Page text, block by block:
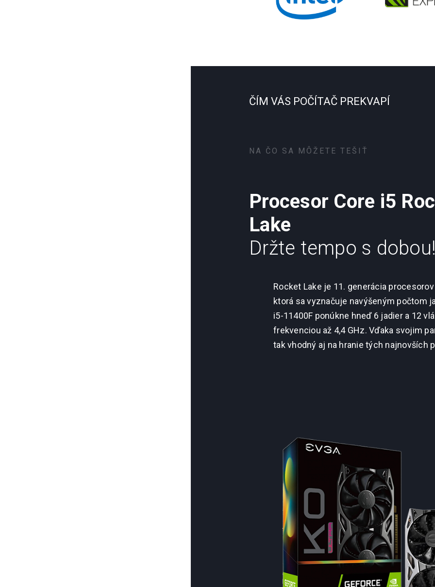
ČÍM VÁS POČÍTAČ PREKVAPÍ
NA ČO SA MÔŽETE TEŠIŤ
Procesor Core i5
Lake
Držte tempo s
Rocket Lake je 11. generácia
ktorá sa vyznačuje navýšeným počtom
i5-11400F ponúkne hneď 6 jadier a 12
frekvenciou až 4,4 GHz. Vďaka svojim
tak vhodný aj na hranie tých najnovších